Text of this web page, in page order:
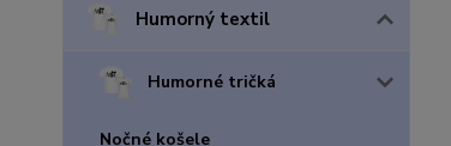
Humorný textil
Humorné tričká
Nočné košele